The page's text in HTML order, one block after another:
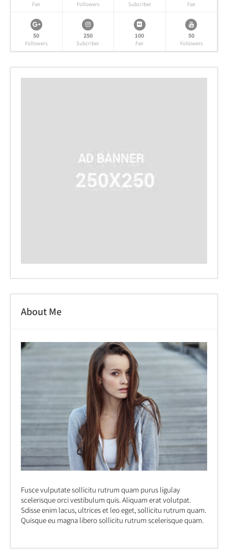
Fan Followers Subcriber Fan
50
Followers
250
Subcriber
100
Fan
50
Followers
About Me
Fusce vulputate sollicitu rutrum quam purus ligulay
scelerisque orci vestibulum quis. Aliquam erat volutpat.
Sdisse enim lacus, ultrices et leo eget, sollicitu rutrum quam.
Quisque eu magna libero sollicitu rutrum scelerisque quam.